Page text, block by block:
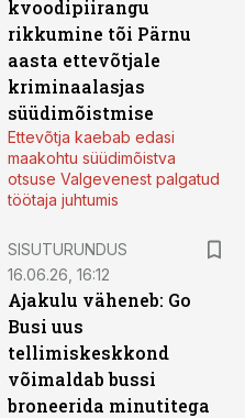
kvoodipiirangu
rikkumine tõi Pärnu
aasta ettevõtjale
kriminaalasjas
süüdimõistmise
Ettevõtja kaebab edasi
maakohtu süüdimõistva
otsuse Valgevenest palgatud
töötaja juhtumis
SISUTURUNDUS
16.06.26, 16:12
Ajakulu väheneb: Go
Busi uus
tellimiskeskkond
võimaldab bussi
broneerida minutitega